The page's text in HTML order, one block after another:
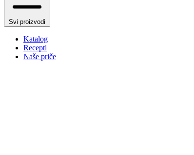
Svi proizvodi
Katalog
Recepti
Naše priče